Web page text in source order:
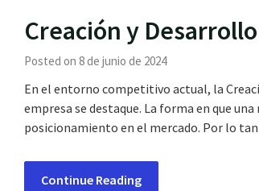
Creación y
Posted on 8 de junio de 2024
En el entorno competitivo actual, la
empresa se destaque. La forma en que
posicionamiento en el mercado. Por lo
Continue Reading